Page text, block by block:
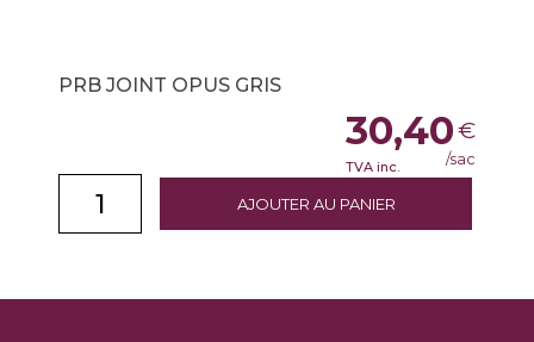
PRB JOINT OPUS GRIS
AJOUTER AU PANIER
30,40€
TVA inc. /sac